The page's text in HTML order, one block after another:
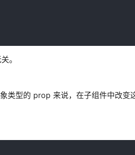
。
类型的 prop 来说，在子组件中改变